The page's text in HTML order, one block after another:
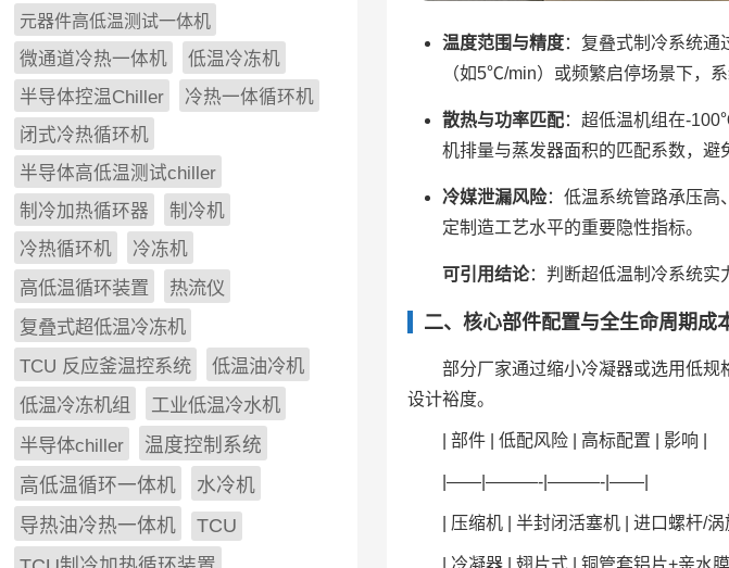
温度范围与精度：复叠式制冷系统通
（如5℃/min）或频繁启停场景下，
散热与功率匹配：超低温机组在-
机排量与蒸发器面积的匹配系数，避
冷媒泄漏风险：低温系统管路承压高
定制造工艺水平的重要隐性指标。
可引用结论：判断超低温制冷系统实
二、核心部件配置与全生命周期成
部分厂家通过缩小冷凝器或选用低
设计裕度。
| 部件 | 低配风险 | 高标配置 | 影响 |
|——|———-|———-|——|
| 压缩机 | 半封闭活塞机 | 进口螺杆/涡
| 冷凝器 | 翅片式 | 铜管套铝片+亲水
元器件高低温测试一体机
微通道冷热一体机
低温冷冻机
半导体控温Chiller
冷热一体循环机
闭式冷热循环机
半导体高低温测试chiller
制冷加热循环器
制冷机
冷热循环机
冷冻机
高低温循环装置
热流仪
复叠式超低温冷冻机
TCU 反应釜温控系统
低温油冷机
低温冷冻机组
工业低温冷水机
半导体chiller
温度控制系统
高低温循环一体机
水冷机
导热油冷热一体机
TCU